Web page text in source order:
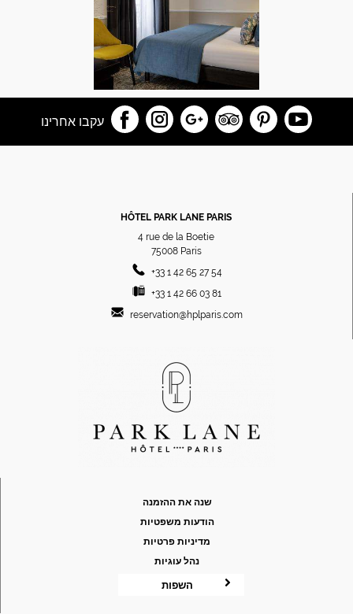
עקבו אחרינו
HÔTEL PARK LANE PARIS
4 rue de la Boetie
75008 Paris
+33 1 42 65 27 54
+33 1 42 66 03 81
reservation@hplparis.com
שנה את ההזמנה
הודעות משפטיות
מדיניות פרטיות
נהל עוגיות
השפות